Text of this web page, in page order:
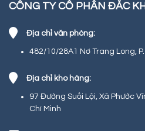
CÔNG TY CỔ PHẦN ĐẮC
Địa chỉ văn phòng:
482/10/28A1 Nơ Trang Long,
Địa chỉ kho hàng:
97 Đường Suối Lội, Xã Phước
Chí Minh